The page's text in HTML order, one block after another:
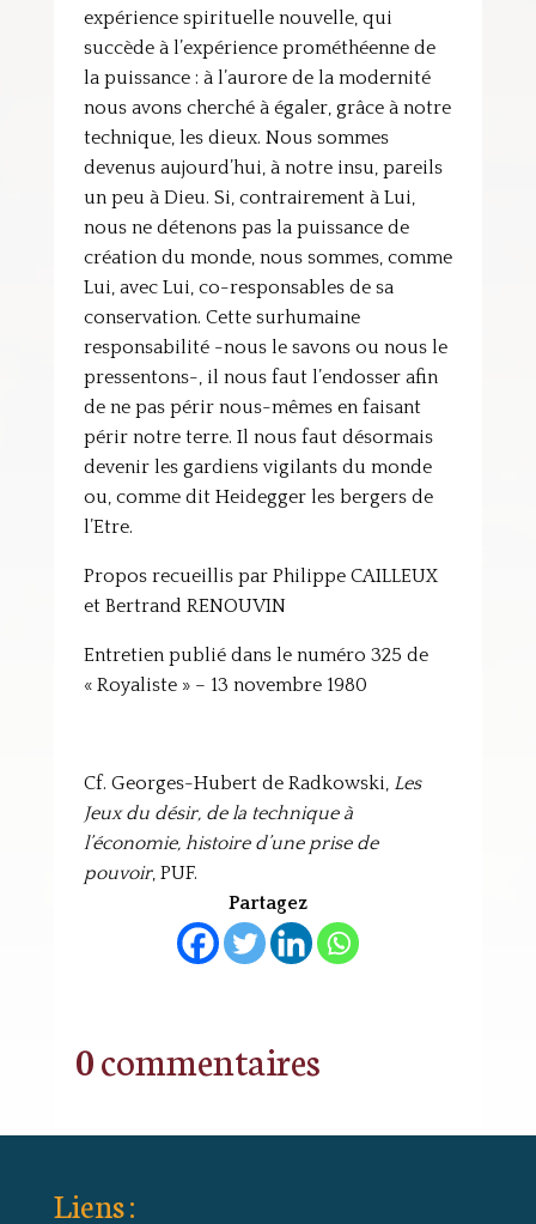
expérience spirituelle nouvelle, qui
succède à l’expérience prométhéenne de
la puissance : à l’aurore de la modernité
nous avons cherché à égaler, grâce à notre
technique, les dieux. Nous sommes
devenus aujourd’hui, à notre insu, pareils
un peu à Dieu. Si, contrairement à Lui,
nous ne détenons pas la puissance de
création du monde, nous sommes, comme
Lui, avec Lui, co-responsables de sa
conservation. Cette surhumaine
responsabilité -nous le savons ou nous le
pressentons-, il nous faut l’endosser afin
de ne pas périr nous-mêmes en faisant
périr notre terre. Il nous faut désormais
devenir les gardiens vigilants du monde
ou, comme dit Heidegger les bergers de
l’Etre.
Propos recueillis par Philippe CAILLEUX
et Bertrand RENOUVIN
Entretien publié dans le numéro 325 de
« Royaliste » – 13 novembre 1980
Cf. Georges-Hubert de Radkowski, Les
Jeux du désir, de la technique à
l’économie, histoire d’une prise de
pouvoir, PUF.
Partagez
0 commentaires
Liens :